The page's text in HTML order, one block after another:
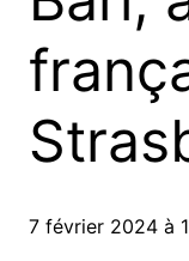
7 février 2024 à